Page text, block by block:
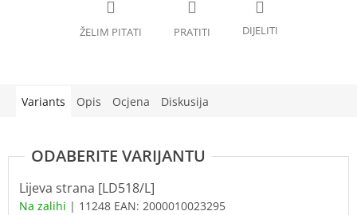
Variants Opis Ocjena Diskusija
Lijeva strana [LD518/L]
Na zalihi | 11248 EAN: 2000010023295